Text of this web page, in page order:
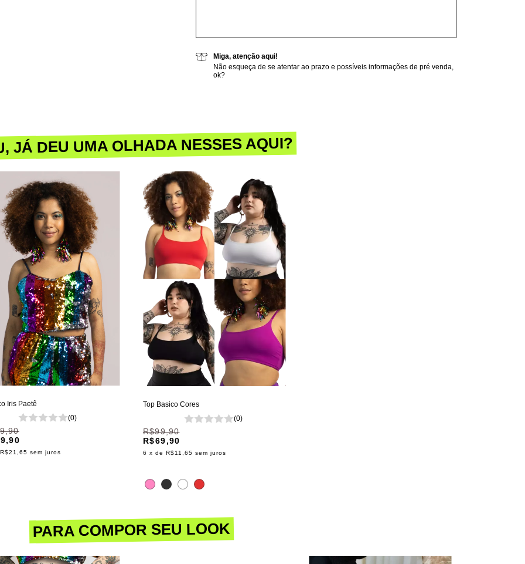
Miga, atenção aqui!
Não esqueça de se atentar ao prazo e possíveis informações de pré venda,
ok?
JÁ DEU UMA OLHADA NESSES AQUI?
Iris Paetê
(0)
R$21,65 sem juros
Top Basico Cores
(0)
R$99,90
R$69,90
6 x de R$11,65 sem juros
PARA COMPOR SEU LOOK